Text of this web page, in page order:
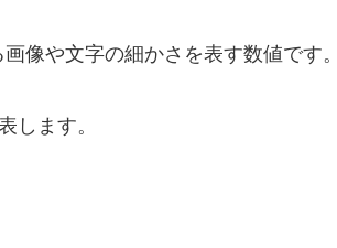
像や文字の細かさを表す数値です。
します。